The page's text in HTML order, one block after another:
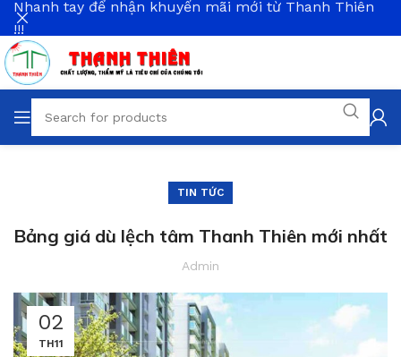
TIN TỨC
Bảng giá dù lệch tâm Thanh Thiên mới nhất
Admin
02
TH11
Nhanh tay để nhận khuyến mãi mới từ Thanh Thiên
!!!